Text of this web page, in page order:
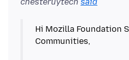
Hi Mozilla Foundation
Communities,